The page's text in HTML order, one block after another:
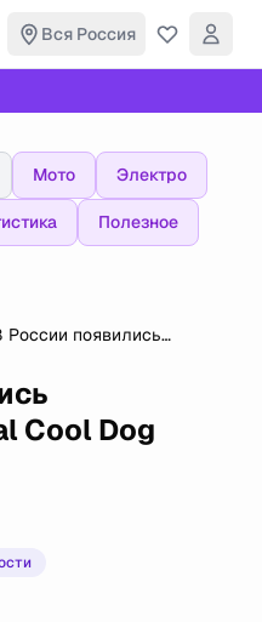
Вся Россия
Мото Электро
Полезное
России появились
Китая
Cool Dog